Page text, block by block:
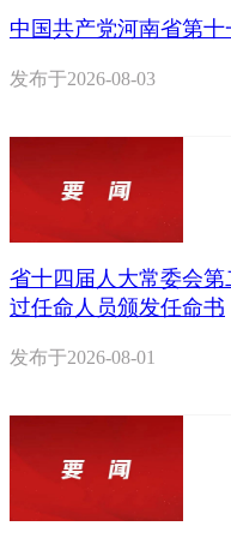
中国共产党河南省第
发布于2026-08-03
省十四届人大常委会
过任命人员颁发任命书
发布于2026-08-01